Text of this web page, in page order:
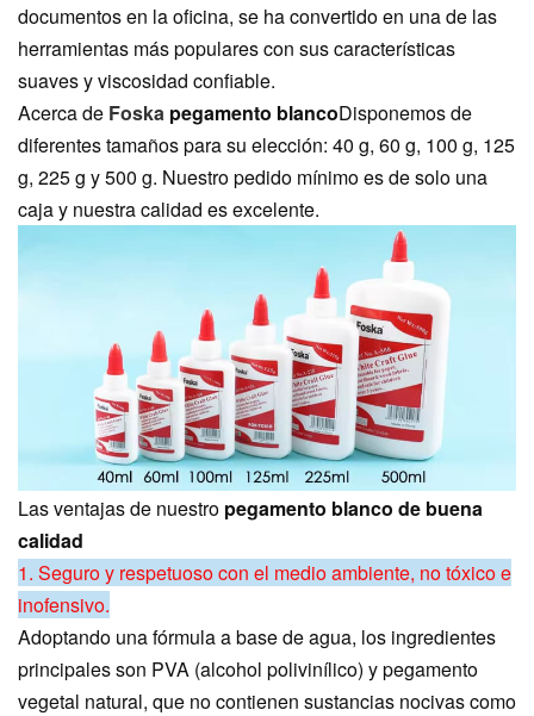
documentos en la oficina, se ha convertido en una de las
herramientas más populares con sus características
suaves y viscosidad confiable.
Acerca de Foska pegamento blancoDisponemos de
diferentes tamaños para su elección: 40 g, 60 g, 100 g, 125
g, 225 g y 500 g. Nuestro pedido mínimo es de solo una
caja y nuestra calidad es excelente.
Las ventajas de nuestro pegamento blanco de buena
calidad
1. Seguro y respetuoso con el medio ambiente, no tóxico e
inofensivo.
Adoptando una fórmula a base de agua, los ingredientes
principales son PVA (alcohol polivinílico) y pegamento
vegetal natural, que no contienen sustancias nocivas como